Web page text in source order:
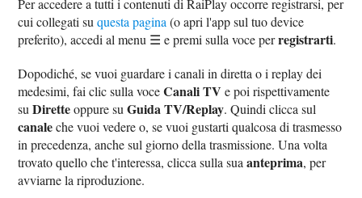
Per accedere a tutti i contenuti di RaiPlay occorre registrarsi, per
cui collegati suquesta pagina (o apri l'app sul tuo device
preferito), accedi al menu ☰ e premi sulla voce perregistrarti.
Dopodiché, se vuoi guardare i canali in diretta o i replay dei
medesimi, fai clic sulla voceCanali TV e poi rispettivamente
suDiretteoppure suGuida TV/Replay. Quindi clicca sul
canaleche vuoi vedere o, se vuoi gustarti qualcosa di trasmesso
in precedenza, anche sul giorno della trasmissione. Una volta
trovato quello che t'interessa, clicca sulla suaanteprima, per
avviarne la riproduzione.